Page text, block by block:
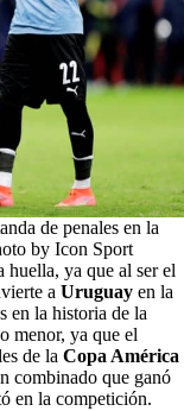
de penales en la
by Icon Sport
huella, ya que al ser el
a Uruguay en la
en la historia de la
menor, ya que el
de la Copa América
combinado que ganó
en la competición.